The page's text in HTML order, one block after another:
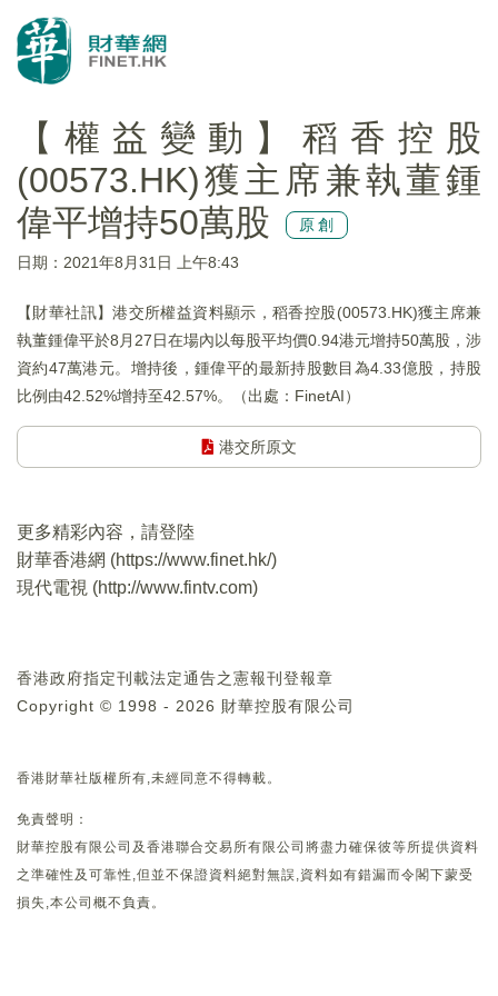
【權益變動】稻香控股
(00573.HK)獲主席兼執董鍾
偉平增持50萬股
原創
日期：2021年8月31日 上午8:43
【財華社訊】港交所權益資料顯示，稻香控股(00573.HK)獲主席兼
執董鍾偉平於8月27日在場內以每股平均價0.94港元增持50萬股，涉
資約47萬港元。增持後，鍾偉平的最新持股數目為4.33億股，持股
比例由42.52%增持至42.57%。（出處：FinetAI）
港交所原文
更多精彩內容，請登陸
財華香港網 (https://www.finet.hk/)
現代電視 (http://www.fintv.com)
香港政府指定刊載法定通告之憲報刊登報章
Copyright © 1998 - 2026 財華控股有限公司
香港財華社版權所有,未經同意不得轉載。
免責聲明：
財華控股有限公司及香港聯合交易所有限公司將盡力確保彼等所提供資料
之準確性及可靠性,但並不保證資料絕對無誤,資料如有錯漏而令閣下蒙受
損失,本公司概不負責。